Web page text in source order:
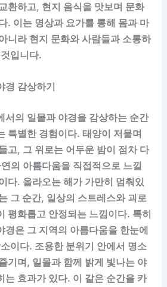
환하고, 현지 음식을 맛보며 문화
. 이는 명상과 요가를 통해 몸과 마
니라 현지 문화와 사람들과 소통하
입니다.
경 감상하기
서의 일몰과 야경을 감상하는 순간
특별한 경험이다. 태양이 저물며
고, 그 위로는 어두운 밤이 점차 다
의 아름다움을 직접적으로 느낄
다. 올라오는 해가 가만히 멈춰있
그 순간, 일상의 스트레스와 괴로
평화롭고 안정되는 느낌이다. 특히
경은 그 지역의 아름다움을 한눈에
이다. 조용한 분위기 안에서 명소
기며, 일몰과 함께 밝게 빛나는 야
는 효과가 있다. 이 같은 순간을 카